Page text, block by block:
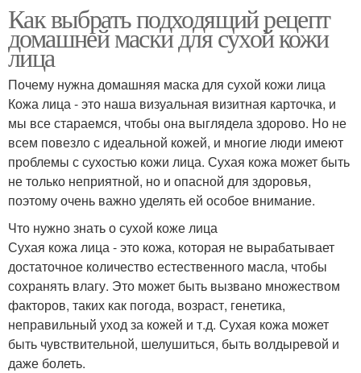
Маска для отбеливания
Лица для нормальной
кожи
Как выбрать подходящий рецепт
домашней маски для сухой кожи
лица
Почему нужна домашняя маска для сухой кожи лица
Кожа лица - это наша визуальная визитная карточка, и
мы все стараемся, чтобы она выглядела здорово. Но не
всем повезло с идеальной кожей, и многие люди имеют
проблемы с сухостью кожи лица. Сухая кожа может быть
не только неприятной, но и опасной для здоровья,
поэтому очень важно уделять ей особое внимание.
Что нужно знать о сухой коже лица
Сухая кожа лица - это кожа, которая не вырабатывает
достаточное количество естественного масла, чтобы
сохранять влагу. Это может быть вызвано множеством
факторов, таких как погода, возраст, генетика,
неправильный уход за кожей и т.д. Сухая кожа может
быть чувствительной, шелушиться, быть волдыревой и
даже болеть.